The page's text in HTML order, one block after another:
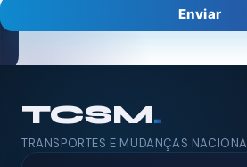
Enviar
TCSM.
TRANSPORTES E MUDANÇAS